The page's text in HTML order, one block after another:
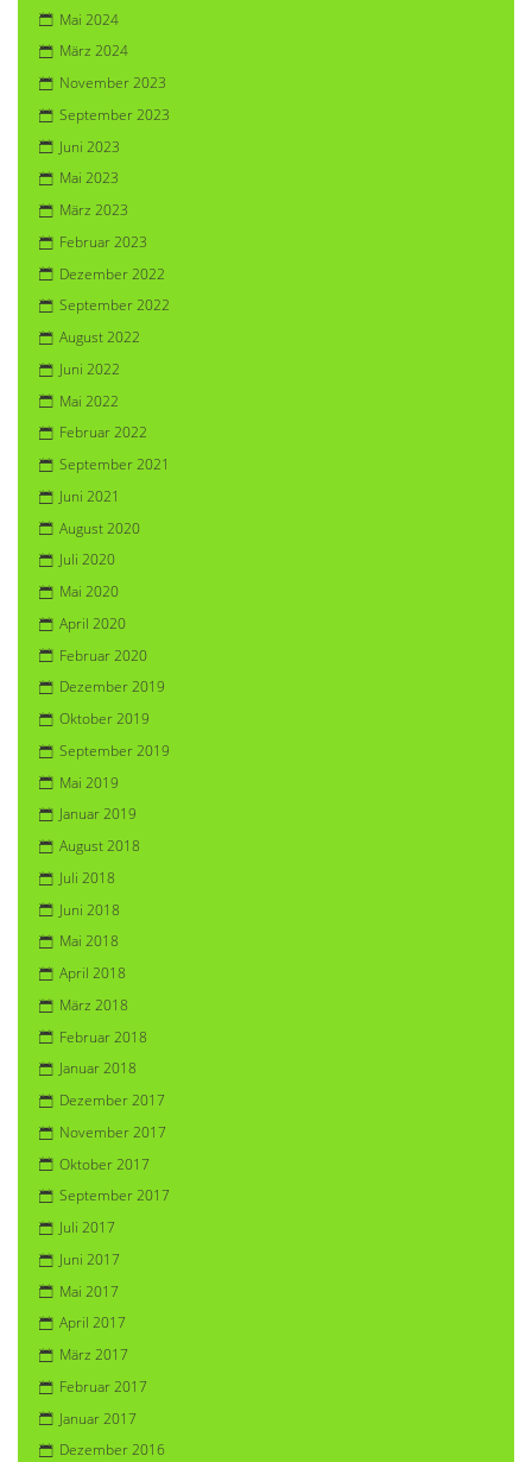
Mai 2024
März 2024
November 2023
September 2023
Juni 2023
Mai 2023
März 2023
Februar 2023
Dezember 2022
September 2022
August 2022
Juni 2022
Mai 2022
Februar 2022
September 2021
Juni 2021
August 2020
Juli 2020
Mai 2020
April 2020
Februar 2020
Dezember 2019
Oktober 2019
September 2019
Mai 2019
Januar 2019
August 2018
Juli 2018
Juni 2018
Mai 2018
April 2018
März 2018
Februar 2018
Januar 2018
Dezember 2017
November 2017
Oktober 2017
September 2017
Juli 2017
Juni 2017
Mai 2017
April 2017
März 2017
Februar 2017
Januar 2017
Dezember 2016